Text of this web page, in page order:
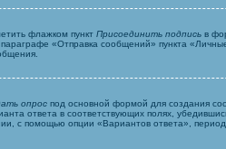
флажком пункт Присоединить подпись в
«Отправка сообщений» пункта
опрос под основной формой для создания
ответа в соответствующих полях,
с помощью опции «Вариантов ответа»,